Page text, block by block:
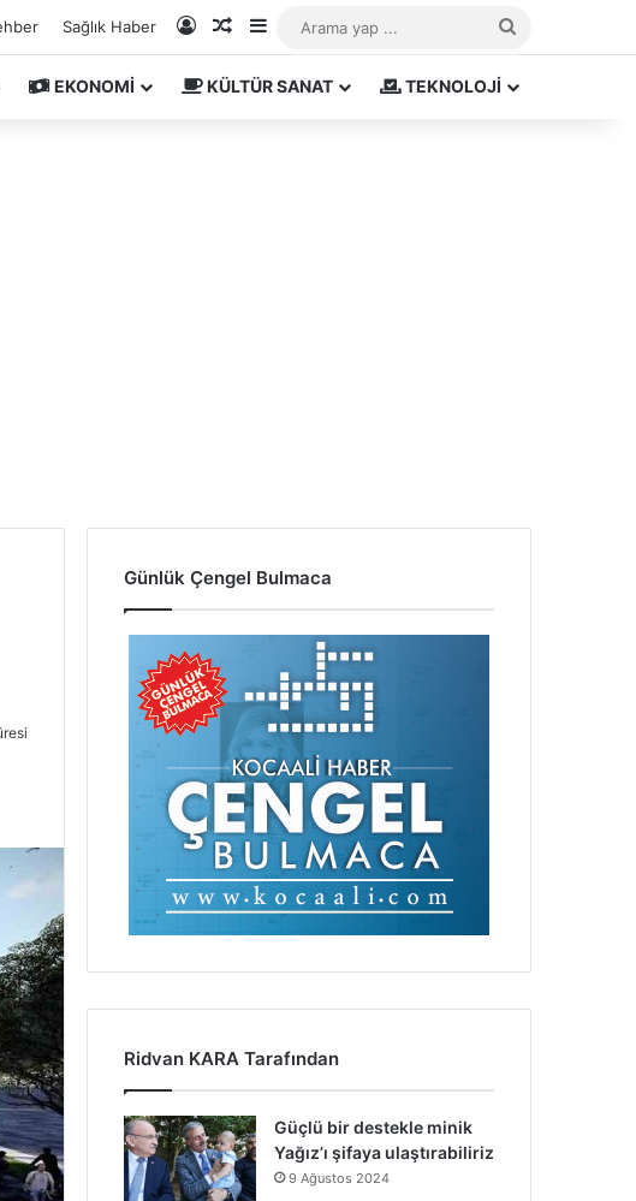
Sağlık Haber Kayıt OlRastgele Makale
Kenar Bölmesi
EKONOMİ KÜLTÜR SANAT TEKNOLOJİ
Günlük Çengel Bulmaca
Ridvan KARA Tarafından
Güçlü bir destekle minik
Yağız’ı şifaya ulaştırabiliriz
9 Ağustos 2024